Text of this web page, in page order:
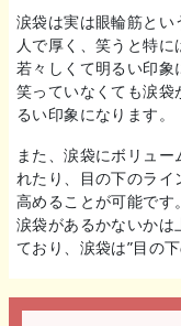
涙袋は実は眼輪筋と
人で厚く、笑うと特
若々しくて明るい印象
笑っていなくても涙袋
るい印象になります。
また、涙袋にボリュ
れたり、目の下のライ
高めることが可能です。
涙袋があるかないかは
ており、涙袋は”目の